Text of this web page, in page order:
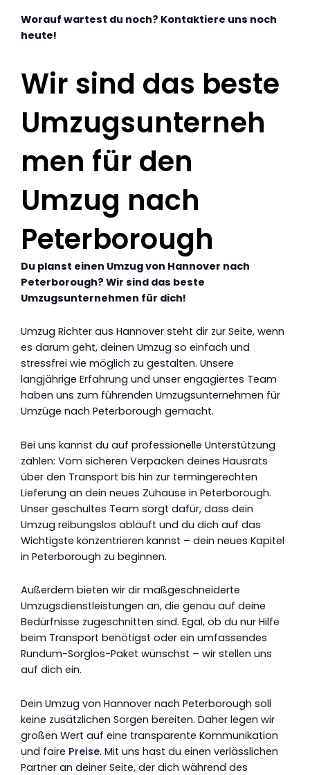
Worauf wartest du noch? Kontaktiere uns noch
heute!
Wir sind das beste
Umzugsunterneh
men für den
Umzug nach
Peterborough
Du planst einen Umzug von Hannover nach
Peterborough? Wir sind das beste
Umzugsunternehmen für dich!
Umzug Richter aus Hannover steht dir zur Seite, wenn
es darum geht, deinen Umzug so einfach und
stressfrei wie möglich zu gestalten. Unsere
langjährige Erfahrung und unser engagiertes Team
haben uns zum führenden Umzugsunternehmen für
Umzüge nach Peterborough gemacht.
Bei uns kannst du auf professionelle Unterstützung
zählen: Vom sicheren Verpacken deines Hausrats
über den Transport bis hin zur termingerechten
Lieferung an dein neues Zuhause in Peterborough.
Unser geschultes Team sorgt dafür, dass dein
Umzug reibungslos abläuft und du dich auf das
Wichtigste konzentrieren kannst – dein neues Kapitel
in Peterborough zu beginnen.
Außerdem bieten wir dir maßgeschneiderte
Umzugsdienstleistungen an, die genau auf deine
Bedürfnisse zugeschnitten sind. Egal, ob du nur Hilfe
beim Transport benötigst oder ein umfassendes
Rundum-Sorglos-Paket wünschst – wir stellen uns
auf dich ein.
Dein Umzug von Hannover nach Peterborough soll
keine zusätzlichen Sorgen bereiten. Daher legen wir
großen Wert auf eine transparente Kommunikation
und faire Preise. Mit uns hast du einen verlässlichen
Partner an deiner Seite, der dich während des